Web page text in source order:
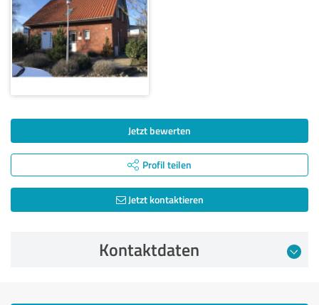
Jetzt bewerten
Profil teilen
Jetzt kontaktieren
Kontaktdaten